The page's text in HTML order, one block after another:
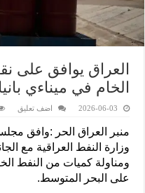
‏العراق يوافق على
الخام في ميناءي
2026-06-03 اضف تعليق
منبر العراق الحر :وافق
وزارة النفط العراقية مع
ومناولة كميات من النفط
على البحر المتوسط.